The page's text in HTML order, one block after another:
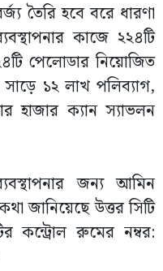
তৈরি হবে বরে ধারণা
কাজে ২২৪টি
পেলোডার নিয়োজিত
সাড়ে ১২ লাখ পলিব্যাগ,
হাজার ক্যান স্যাভলন
জন্য আমিন
জানিয়েছে উত্তর সিটি
কন্ট্রোল রুমের নম্বর: